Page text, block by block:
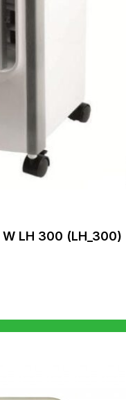
LH 300 (LH_300)